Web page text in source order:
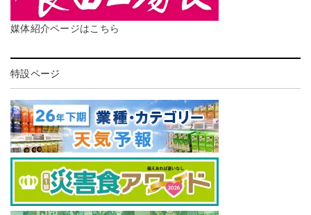
媒体紹介ページはこちら
特設ページ